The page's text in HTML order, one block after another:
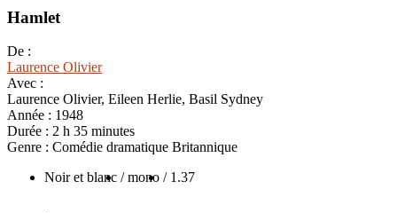
Hamlet
De :
Laurence Olivier
Avec :
Laurence Olivier, Eileen Herlie, Basil Sydney
Année : 1948
Durée : 2 h 35 minutes
Genre : Comédie dramatique Britannique
Noir et blanc / mono / 1.37